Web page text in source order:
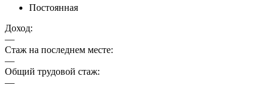
Постоянная
Доход:
—
Стаж на последнем месте:
—
Общий трудовой стаж:
—